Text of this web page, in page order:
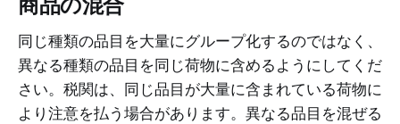
商品の混合
同じ種類の品目を大量にグループ化するのではなく、
異なる種類の品目を同じ荷物に含めるようにしてくだ
さい。税関は、同じ品目が大量に含まれている荷物に
より注意を払う場合があります。異なる品目を混ぜる